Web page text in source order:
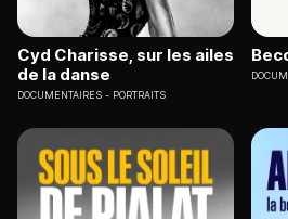
Cyd Charisse, sur les ailes
de la danse
DOCUMENTAIRES PORTRAITS